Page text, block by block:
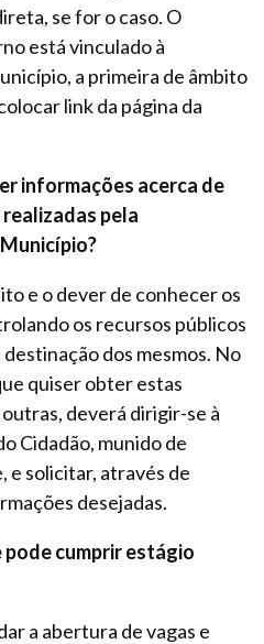
se for o caso. O
está vinculado à
a primeira de âmbito
link da página da
informações acerca de
pela
e o dever de conhecer os
os recursos públicos
dos mesmos. No
quiser obter estas
deverá dirigir-se à
Cidadão, munido de
e solicitar, através de
desejadas.
pode cumprir estágio
a abertura de vagas e